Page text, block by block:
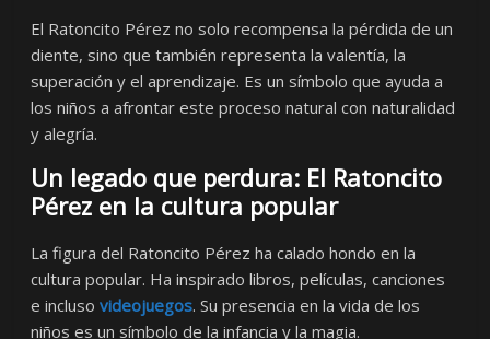
El Ratoncito Pérez no solo recompensa la pérdida de un
diente, sino que también representa la valentía, la
superación y el aprendizaje. Es un símbolo que ayuda a
los niños a afrontar este proceso natural con naturalidad
y alegría.
Un legado que perdura: El Ratoncito
Pérez en la cultura popular
La figura del Ratoncito Pérez ha calado hondo en la
cultura popular. Ha inspirado libros, películas, canciones
e inclusovideojuegos. Su presencia en la vida de los
niños es un símbolo de la infancia y la magia.